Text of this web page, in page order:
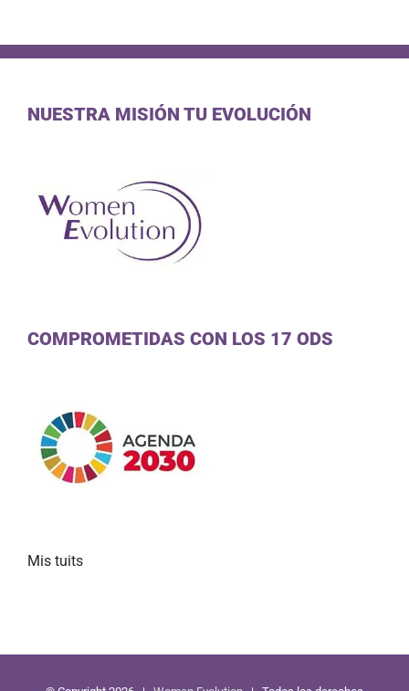
NUESTRA MISIÓN TU EVOLUCIÓN
COMPROMETIDAS CON LOS 17 ODS
Mis tuits